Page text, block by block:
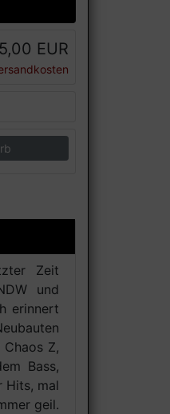
EUR
Zeit
und
erinnert
Z,
Bass,
Hits, mal
geil.